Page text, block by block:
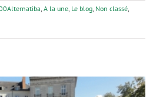
A la une Le blog Non classé